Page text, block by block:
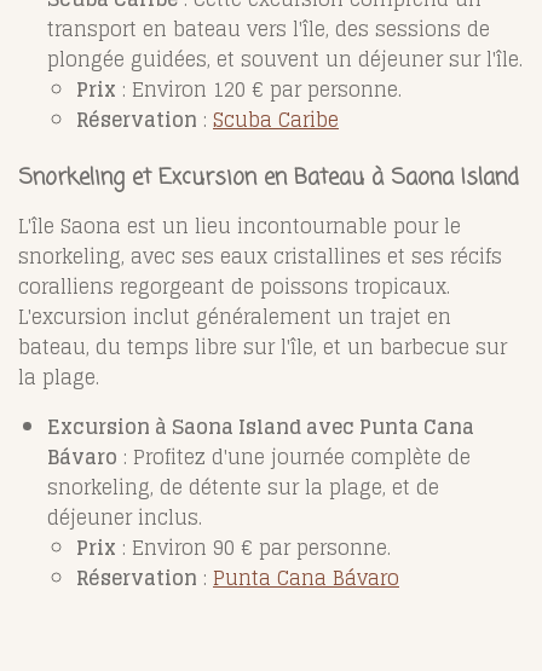
transport en bateau vers l'île, des sessions de
plongée guidées, et souvent un déjeuner sur l'île.
Prix : Environ 120 € par personne.
Réservation : Scuba Caribe
Snorkeling et Excursion en Bateau à Saona Island
L'île Saona est un lieu incontournable pour le
snorkeling, avec ses eaux cristallines et ses récifs
coralliens regorgeant de poissons tropicaux.
L'excursion inclut généralement un trajet en
bateau, du temps libre sur l'île, et un barbecue sur
la plage.
Excursion à Saona Island avec Punta Cana
Bávaro : Profitez d'une journée complète de
snorkeling, de détente sur la plage, et de
déjeuner inclus.
Prix : Environ 90 € par personne.
Réservation : Punta Cana Bávaro